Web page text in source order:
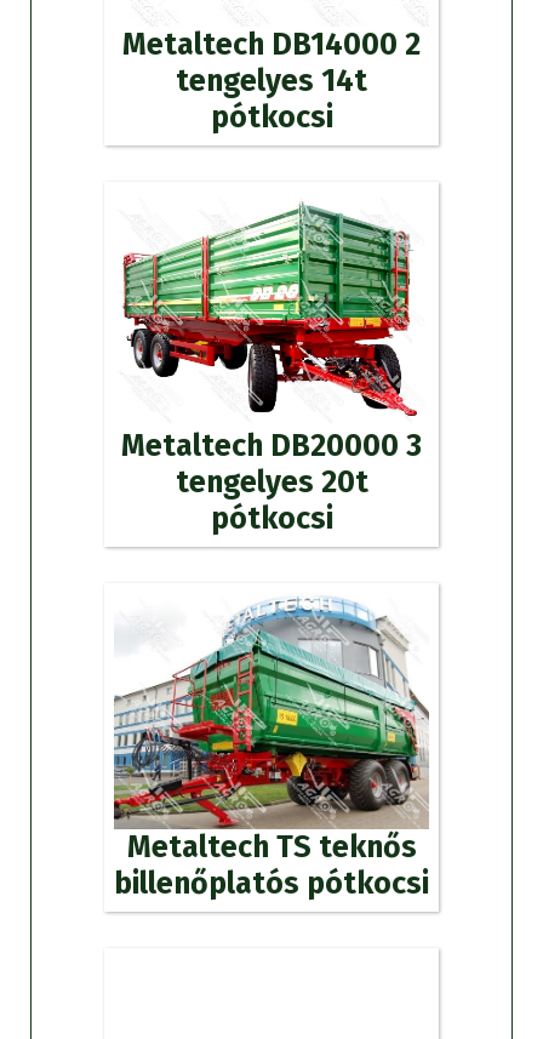
Metaltech DB14000 2
tengelyes 14t
pótkocsi
Metaltech DB20000 3
tengelyes 20t
pótkocsi
Metaltech TS teknős
billenőplatós pótkocsi